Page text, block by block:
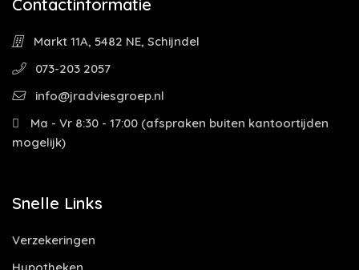
Contactinformatie
Markt 11A, 5482 NE, Schijndel
073-203 2057
info@jradviesgroep.nl
Ma - Vr 8:30 - 17:00 (afspraken buiten kantoortijden
mogelijk)
Snelle Links
Verzekeringen